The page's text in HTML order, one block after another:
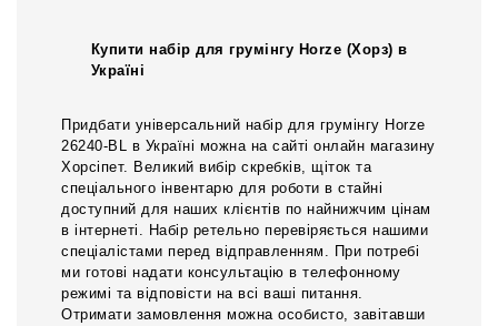
Купити набір для грумінгу Horze (Хорз) в
Україні
Придбати універсальний набір для грумінгу Horze
26240-BL в Україні можна на сайті онлайн магазину
Хорсіпет. Великий вибір скребків, щіток та
спеціального інвентарю для роботи в стайні
доступний для наших клієнтів по найнижчим цінам
в інтернеті. Набір ретельно перевіряється нашими
спеціалістами перед відправленням. При потребі
ми готові надати консультацію в телефонному
режимі та відповісти на всі ваші питання.
Отримати замовлення можна особисто, завітавши